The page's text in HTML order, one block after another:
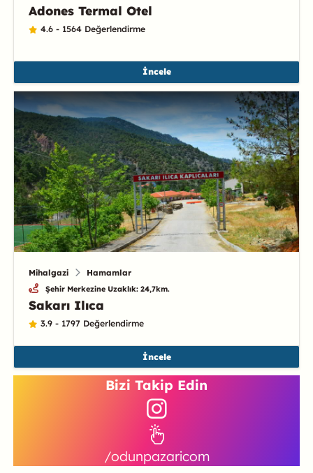
Adones Termal Otel
4.6 - 1564 Değerlendirme
İncele
Mihalgazi Hamamlar
Şehir Merkezine Uzaklık: 24,7km.
Sakarı Ilıca
3.9 - 1797 Değerlendirme
İncele
Bizi Takip Edin
/odunpazaricom